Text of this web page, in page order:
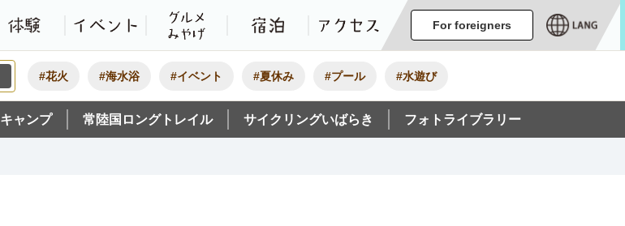
観光いばらき公式ホームページ
スメ
モデルコーススポット 体験 イベント グルメ・みやげ宿泊 アクセス
For foreigners
#花火 #海水浴 #イベント #夏休み #プール #水遊び
ャンプ 常陸国ロングトレイル サイクリングいばらき フォトライブラリー